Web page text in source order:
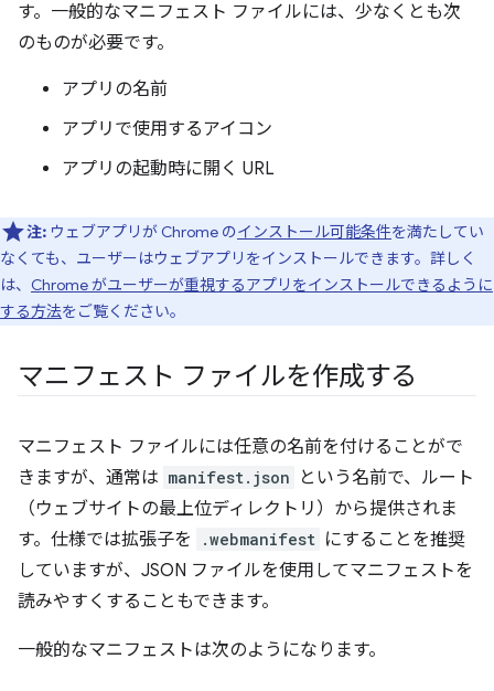
す。一般的なマニフェスト ファイルには、少なくとも次
のものが必要です。
アプリの名前
アプリで使用するアイコン
アプリの起動時に開く URL
注: ウェブアプリが Chrome のインストール可能条件を満たしてい
なくても、ユーザーはウェブアプリをインストールできます。詳しく
は、 Chrome がユーザーが重視するアプリをインストールできるように
する方法をご覧ください。
マニフェスト ファイルを作成する
マニフェスト ファイルには任意の名前を付けることがで
きますが、通常は manifest.json
という名前で、ルート
（ウェブサイトの最上位ディレクトリ）から提供されま
す。仕様では拡張子を
.webmanifest にすることを推奨
していますが、JSON ファイルを使用してマニフェストを
読みやすくすることもできます。
一般的なマニフェストは次のようになります。